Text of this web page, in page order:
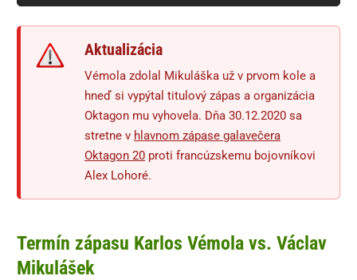
Aktualizácia
Vémola zdolal Mikuláška už v prvom kole a
hneď si vypýtal titulový zápas a organizácia
Oktagon mu vyhovela. Dňa 30.12.2020 sa
stretne v hlavnom zápase galavečera
Oktagon 20 proti francúzskemu bojovníkovi
Alex Lohoré.
Termín zápasu Karlos Vémola vs. Václav
Mikulášek